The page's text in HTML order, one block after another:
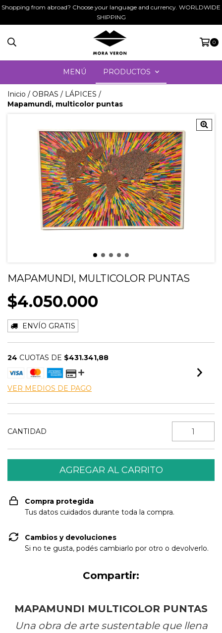
Shopping from abroad? Choose your language and currency. WORLDWIDE
SHIPPING
0
MENÚ PRODUCTOS
Inicio / OBRAS / LÁPICES /
Mapamundi, multicolor puntas
MAPAMUNDI, MULTICOLOR PUNTAS
$4.050.000
ENVÍO GRATIS
24 CUOTAS DE $431.341,88
VER MEDIOS DE PAGO
CANTIDAD
Compra protegida
Tus datos cuidados durante toda la compra.
Cambios y devoluciones
Si no te gusta, podés cambiarlo por otro o devolverlo.
Compartir:
MAPAMUNDI MULTICOLOR PUNTAS
Una obra de arte sustentable que llena